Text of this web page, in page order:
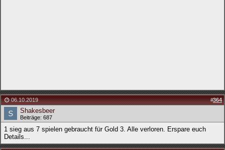
06.10.2019 #364
Shakesbeer
Beiträge: 687
1 sieg aus 7 spielen gebraucht für Gold 3. Alle verloren. Erspare euch
Details...